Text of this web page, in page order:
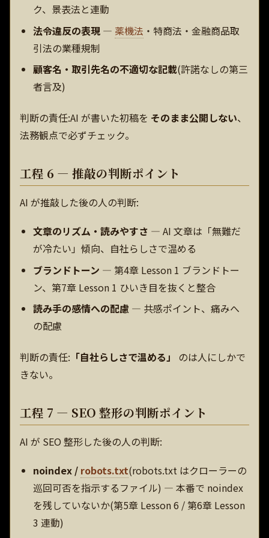
ク、景表法と連動
法令違反の表現 — 薬機法 ・特商法・金融商品取
引法の業種規制
顧客名・取引先名の不適切な記載(許諾なしの第三
者言及)
判断の責任:AI が書いた初稿を そのまま公開しない、
法務観点で必ずチェック。
工程 6 — 推敲の判断ポイント
AI が推敲した後の人の判断:
文章のリズム・読みやすさ — AI 文章は「無難だ
が冷たい」傾向、自社らしさで温める
ブランドトーン — 第4章 Lesson 1 ブランドトー
ン、第7章 Lesson 1 ひいき目を抜くと整合
読み手の感情への配慮 — 共感ポイント、痛みへ
の配慮
判断の責任: 「自社らしさで温める」
のは人にしかで
きない。
工程 7 — SEO 整形の判断ポイント
AI が SEO 整形した後の人の判断:
noindex / robots.txt(robots.txt はクローラーの
巡回可否を指示するファイル) — 本番で noindex
を残していないか(第5章 Lesson 6 / 第6章 Lesson
3 連動)